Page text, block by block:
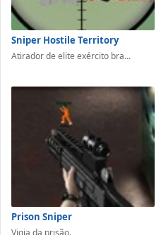
Sniper Hostile Territory
Atirador de elite exército bra...
Prison Sniper
Vigia da prisão.